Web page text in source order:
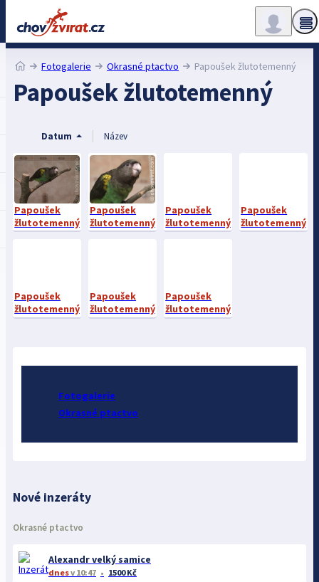
Fotogalerie Okrasné ptactvo Papoušek žlutotemenný
Papoušek žlutotemenný
Datum Název
Papoušek
žlutotemenný
Papoušek
žlutotemenný
Papoušek
žlutotemenný
Papoušek
žlutotemenný
Papoušek
žlutotemenný
Papoušek
žlutotemenný
Papoušek
žlutotemenný
Fotogalerie
Okrasné ptactvo
Nové inzeráty
Okrasné ptactvo
Alexandr velký samice
dnesv 10:47 1500 Kč